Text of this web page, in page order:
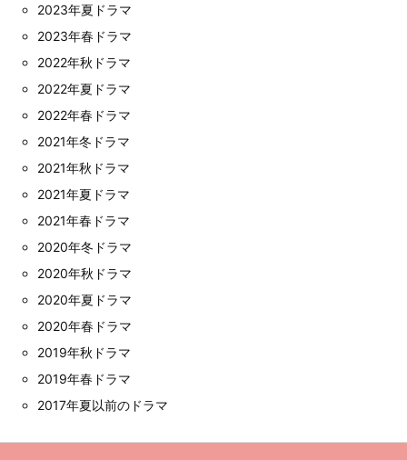
2023年夏ドラマ
2023年春ドラマ
2022年秋ドラマ
2022年夏ドラマ
2022年春ドラマ
2021年冬ドラマ
2021年秋ドラマ
2021年夏ドラマ
2021年春ドラマ
2020年冬ドラマ
2020年秋ドラマ
2020年夏ドラマ
2020年春ドラマ
2019年秋ドラマ
2019年春ドラマ
2017年夏以前のドラマ